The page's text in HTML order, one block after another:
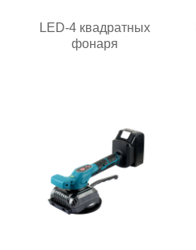
LED-4 квадратных
фонаря